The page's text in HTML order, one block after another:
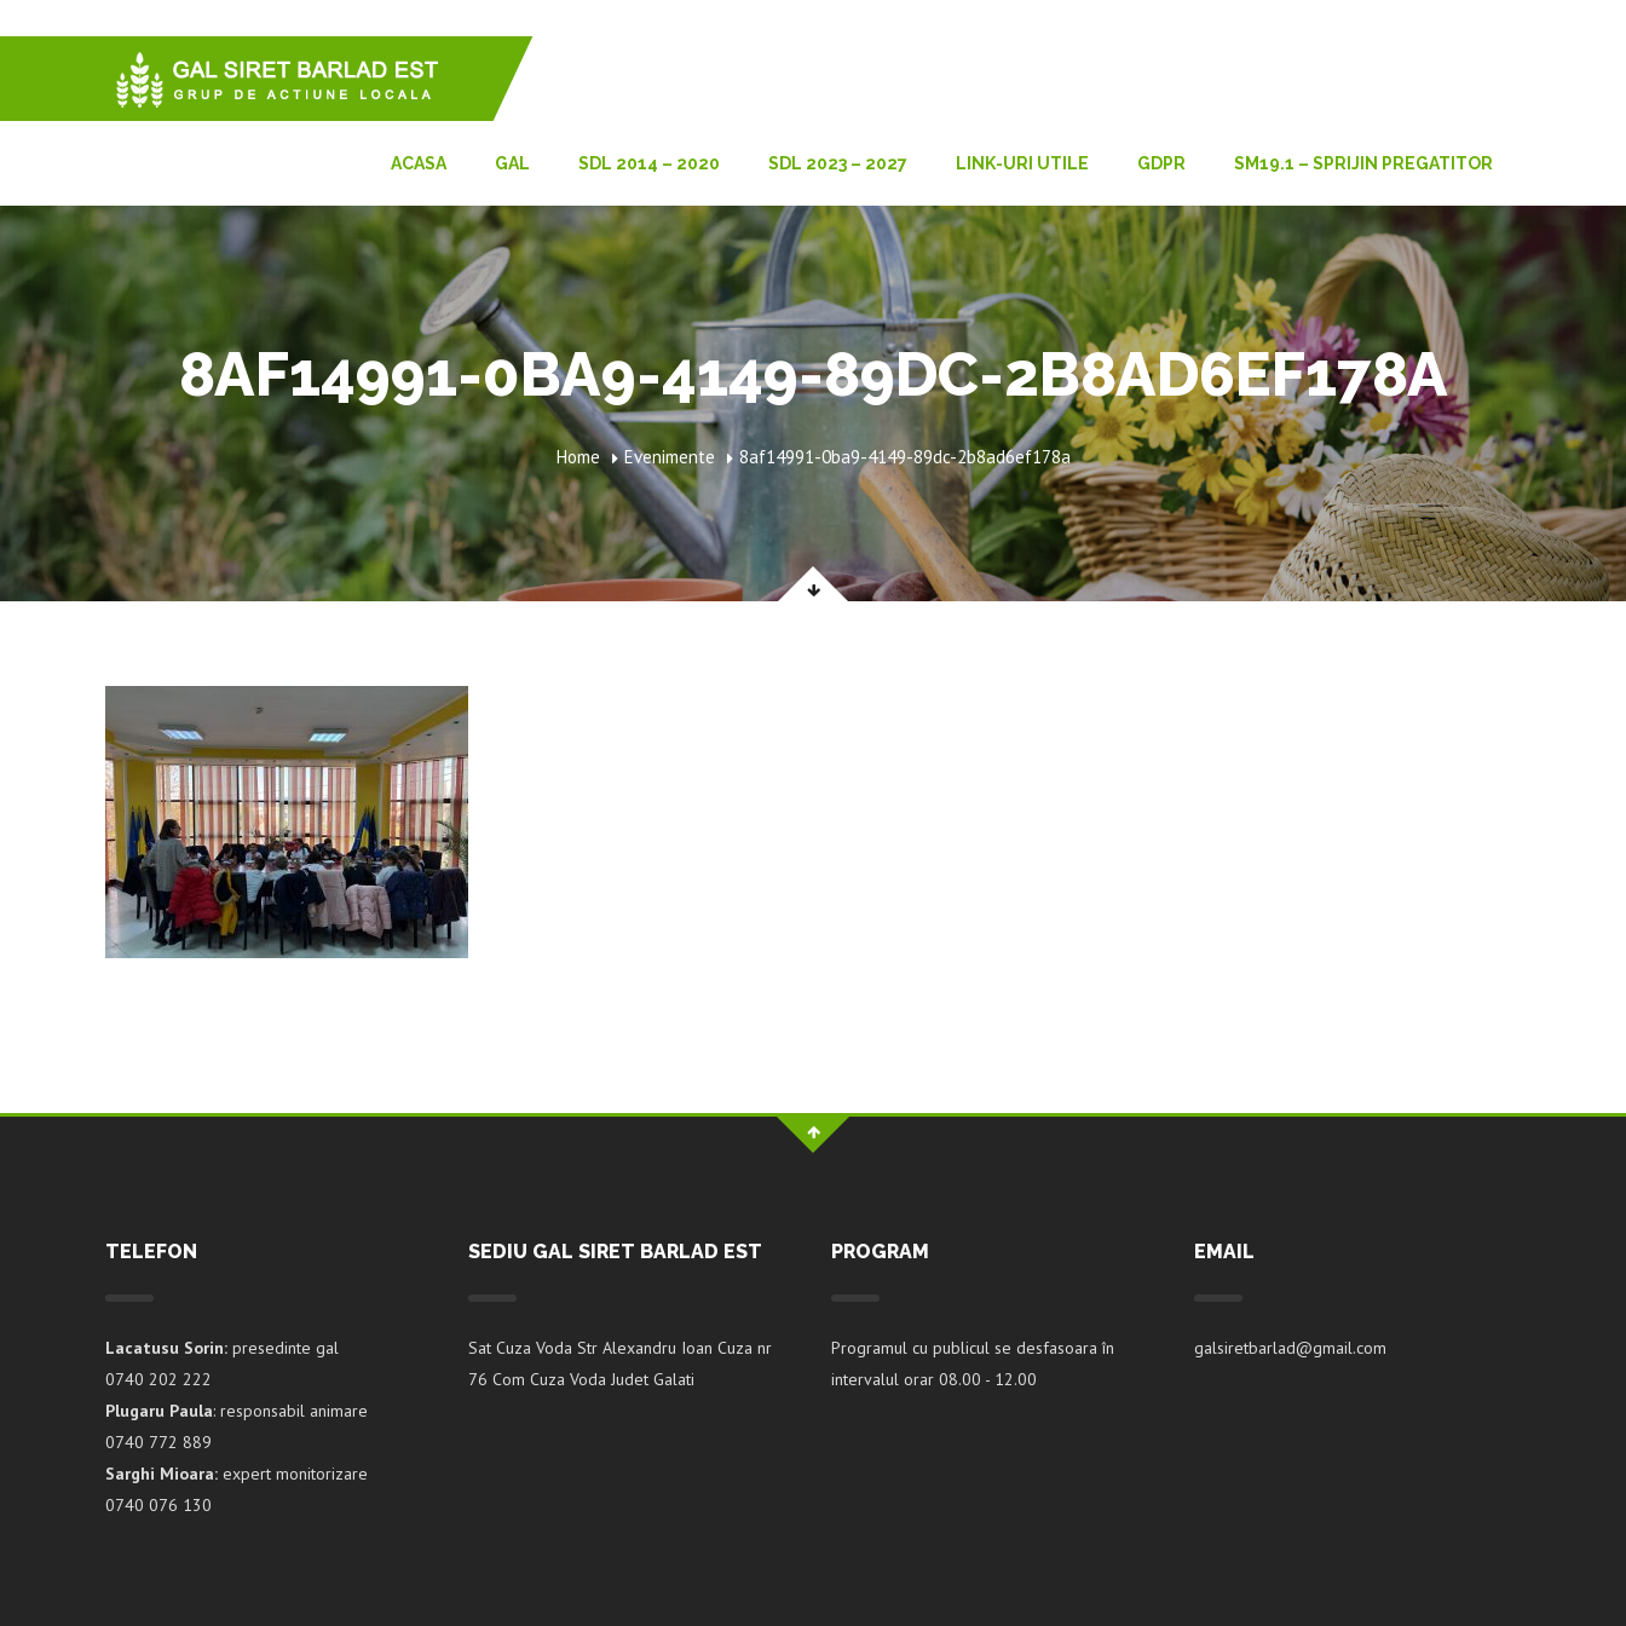
ACASA GAL SDL 2014 – 2020 SDL 2023 – 2027 LINK-URI UTILE GDPR SM19.1 – SPRIJIN PREGATITOR
8AF14991-0BA9-4149-89DC-2B8AD6EF178A
Home Evenimente 8af14991-0ba9-4149-89dc-2b8ad6ef178a
TELEFON
Lacatusu Sorin: presedinte gal
0740 202 222
Plugaru Paula: responsabil animare
0740 772 889
Sarghi Mioara: expert monitorizare
0740 076 130
SEDIU GAL SIRET BARLAD EST
Sat Cuza Voda Str Alexandru Ioan Cuza nr
76 Com Cuza Voda Judet Galati
PROGRAM
Programul cu publicul se desfasoara în
intervalul orar 08.00 - 12.00
EMAIL
galsiretbarlad@gmail.com